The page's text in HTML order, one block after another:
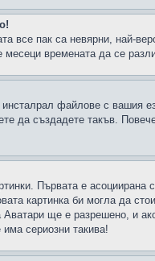
все пак са невярни, най-
месеци времената да се
инсталрал файлове с
да създадете такъв.
Първата е
картинка би могла да
ще е разрешено, и
сериозни такива!